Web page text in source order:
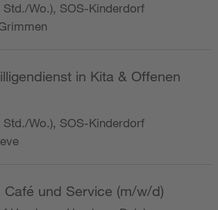
Std./Wo.), SOS-Kinderdorf
in Kita & Offenen
Std./Wo.), SOS-Kinderdorf
Café und Service (m/w/d)